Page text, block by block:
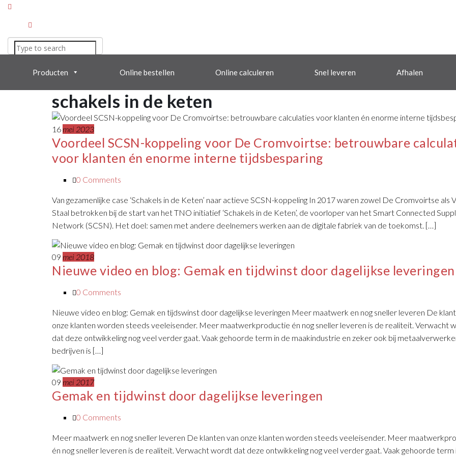
Producten Online bestellen Online calculeren Snel leveren Afhalen
schakels in de keten
16 mei 2023
Voordeel SCSN-koppeling voor De Cromvoirtse: betrouwbare
voor klanten én enorme interne tijdsbesparing
0 Comments
Van gezamenlijke case ‘Schakels in de Keten’ naar actieve SCSN-koppeling In 2017 waren zowel De Cromvoirtse als
Staal betrokken bij de start van het TNO initiatief ‘Schakels in de Keten’, de voorloper van het Smart Connected
Network (SCSN). Het doel: samen met andere deelnemers werken aan de digitale fabriek van de toekomst. […]
09 mei 2018
Nieuwe video en blog: Gemak en tijdwinst door dagelijkse leveringen
0 Comments
Nieuwe video en blog: Gemak en tijdswinst door dagelijkse leveringen Meer maatwerk en nog sneller leveren De
onze klanten worden steeds veeleisender. Meer maatwerkproductie én nog sneller leveren is de realiteit. Verwacht
dat deze ontwikkeling nog veel verder gaat. Vaak gehoorde term in de maakindustrie en zeker ook bij
bedrijven is […]
09 mei 2017
Gemak en tijdwinst door dagelijkse leveringen
0 Comments
Meer maatwerk en nog sneller leveren De klanten van onze klanten worden steeds veeleisender. Meer
én nog sneller leveren is de realiteit. Verwacht wordt dat deze ontwikkeling nog veel verder gaat. Vaak gehoorde term